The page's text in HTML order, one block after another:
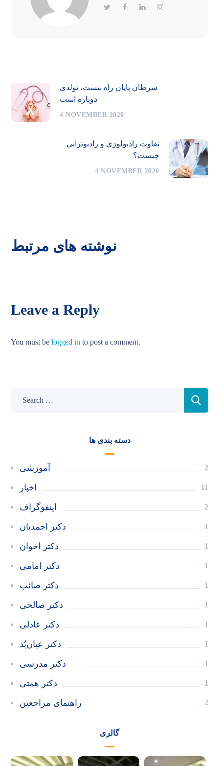
سرطان پایان راه نیست، تولدی
دوباره است
4 NOVEMBER 2020
تفاوت راديولوژي و راديوتراپي
چیست؟
4 NOVEMBER 2020
نوشته های مرتبط
Leave a Reply
You must belogged in to post a comment.
دسته بندی ها
آموزشی 2
اخبار 11
اینفوگراف 2
دکتر احمدیان 1
دکتر اخوان 1
دکتر امامی 1
دکتر صائب 1
دکتر صالحی 1
دکتر عادلی 1
دکتر عیان‌بُد 1
دکتر مدرسی 1
دکتر همتی 1
راهنمای مراجعین 2
گالری